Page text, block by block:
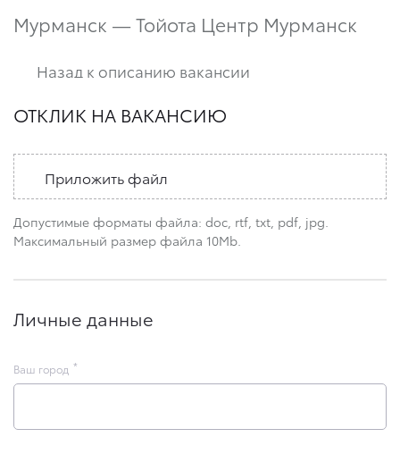
Мурманск — Тойота Центр Мурманск
Назад к описанию вакансии
ОТКЛИК НА ВАКАНСИЮ
Приложить файл
Допустимые форматы файла: doc, rtf, txt, pdf, jpg.
Максимальный размер файла 10Mb.
Личные данные
Ваш город